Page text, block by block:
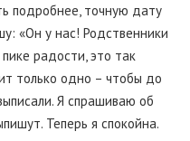
подробнее, точную дату
«Он у нас! Родственники
радости, это так
только одно – чтобы до
Я спрашиваю об
Теперь я спокойна.